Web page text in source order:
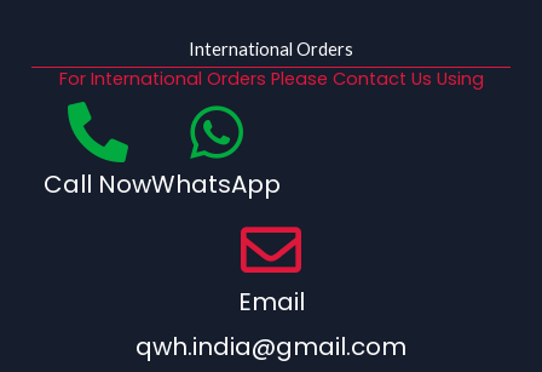
International Orders
For International Orders Please Contact Us Using
Call NowWhatsApp
Email
qwh.india@gmail.com